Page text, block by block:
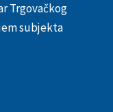
Trgovačkog
subjekta